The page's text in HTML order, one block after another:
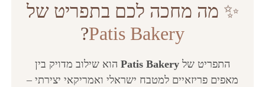
✨ מה מחכה לכם בתפריט של
Patis Bakery
?
התפריט של Patis Bakery הוא שילוב מדויק בין
מאפים פריזאיים למטבח ישראלי ואמריקאי יצירתי –